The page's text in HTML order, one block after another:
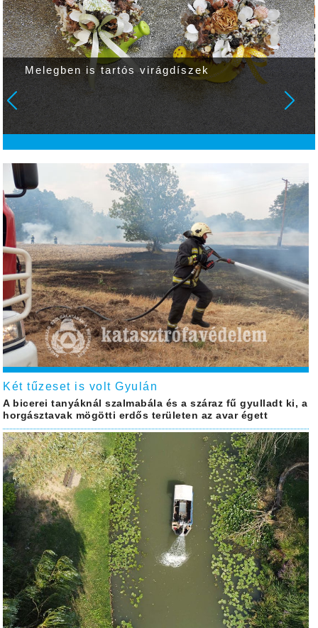
Melegben is tartós virágdíszek
Két tűzeset is volt Gyulán
A bicerei tanyáknál szalmabála és a száraz fű gyulladt ki, a
horgásztavak mögötti erdős területen az avar égett